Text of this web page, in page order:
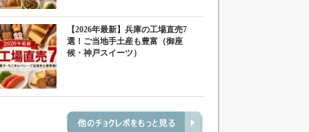
【2026年最新】兵庫の工場直売7
選！ご当地手土産も豊富（御座
候・神戸スイーツ）